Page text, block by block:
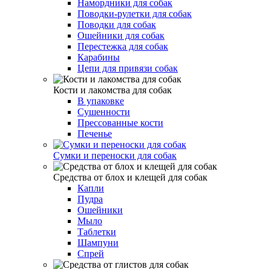
Намордники для собак
Поводки-рулетки для собак
Поводки для собак
Ошейники для собак
Перестежка для собак
Карабины
Цепи для привязи собак
Кости и лакомства для собак
В упаковке
Сушенности
Прессованные кости
Печенье
Сумки и переноски для собак
Средства от блох и клещей для собак
Капли
Пудра
Ошейники
Мыло
Таблетки
Шампуни
Спрей